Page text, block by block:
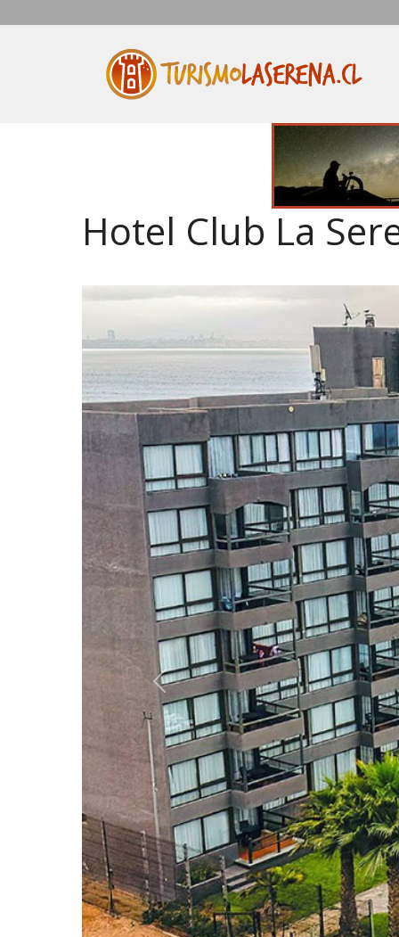
Hotel Club La
Anterior